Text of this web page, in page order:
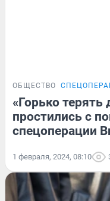
ОБЩЕСТВО
«Горько
простились с
спецоперации
1 февраля, 2024, 08:10